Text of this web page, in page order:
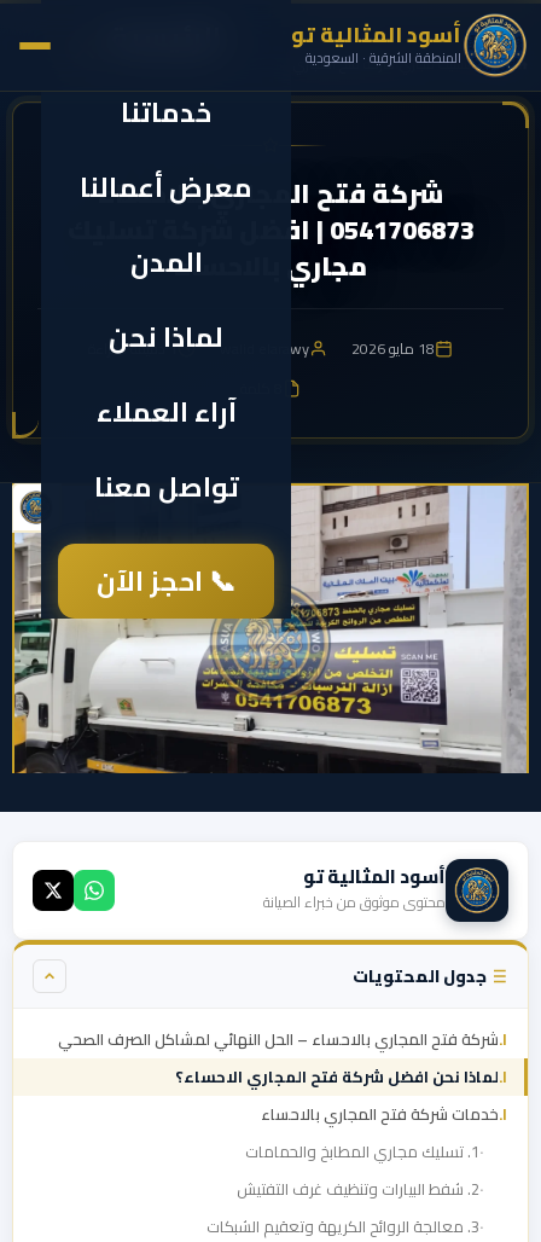
خدماتنا
معرض أعمالنا
المدن
لماذا نحن
آراء العملاء
تواصل معنا
📞 احجز الآن
أسود المثالية تو
المنطقة الشرقية · السعودية الرئيسية›تسليك مجاري›شركة فتح المجاري بالاحساء 0541706873 | افضل...
شركة فتح المجاري بالاحساء
0541706873 | افضل شركة تسليك
مجاري بالاحساء
18 مايو 2026 walid elarawy
1 دقيقة للقراءة
أسود المثالية تو
محتوى موثوق من خبراء الصيانة
جدول المحتويات
شركة فتح المجاري بالاحساء – الحل النهائي لمشاكل الصرف الصحي
لماذا نحن افضل شركة فتح المجاري الاحساء؟
خدمات شركة فتح المجاري بالاحساء
1. تسليك مجاري المطابخ والحمامات
2. شفط البيارات وتنظيف غرف التفتيش
3. معالجة الروائح الكريهة وتعقيم الشبكات